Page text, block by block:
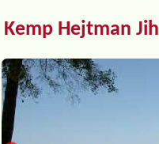
Kemp Hejtman Jih